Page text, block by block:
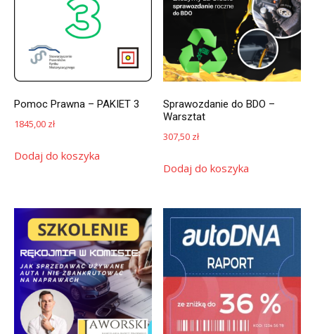
Pomoc Prawna – PAKIET 3
1845,00 zł
Dodaj do koszyka
Sprawozdanie do BDO –
Warsztat
307,50 zł
Dodaj do koszyka